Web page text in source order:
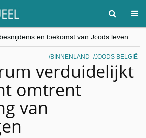
“Besnijdenisdebat toont hoe moeilijk seculiere Westen minderheden begrijpt”, Jinnih Beels (Vooruit)
CITYTRIP | ROEMENIË – Boekarest: de verrassing van Oost-Europa
goKosher lanceert nieuwe website en samenwerking met Mishpacha voor kosher travel en simchas wereldwijd
BINNENLAND JOODS BELGIË
verduidelijkt
omtrent
van